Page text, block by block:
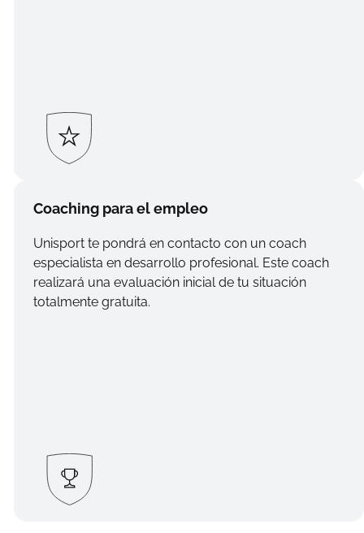
Coaching para el empleo
Unisport te pondrá en contacto con un coach
especialista en desarrollo profesional. Este coach
realizará una evaluación inicial de tu situación
totalmente gratuita.